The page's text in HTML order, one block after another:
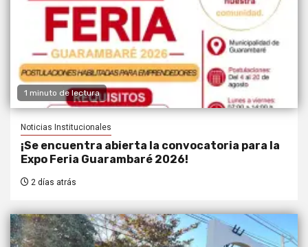
1 minuto de lectura
Noticias Institucionales
¡Se encuentra abierta la convocatoria para la
Expo Feria Guarambaré 2026!
2 días atrás